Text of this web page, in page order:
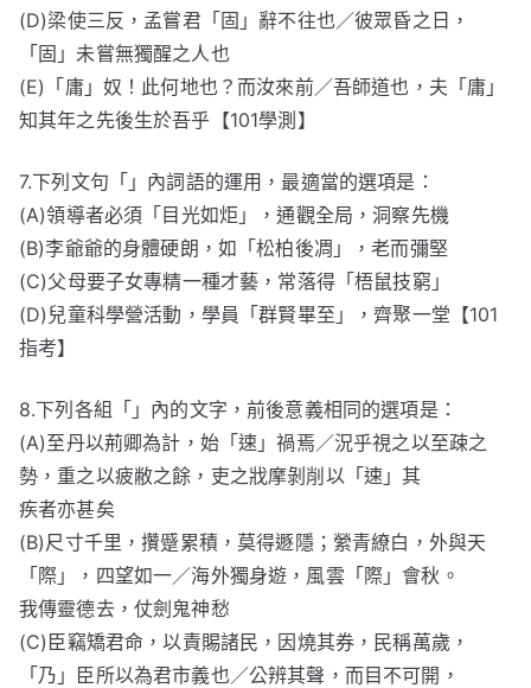
(D)梁使三反，孟嘗君「固」辭不往也／彼眾昏之日，
「固」未嘗無獨醒之人也
(E)「庸」奴！此何地也？而汝來前／吾師道也，夫「庸」
知其年之先後生於吾乎【101學測】
7.下列文句「」內詞語的運用，最適當的選項是：
(A)領導者必須「目光如炬」，通觀全局，洞察先機
(B)李爺爺的身體硬朗，如「松柏後凋」，老而彌堅
(C)父母要子女專精一種才藝，常落得「梧鼠技窮」
(D)兒童科學營活動，學員「群賢畢至」，齊聚一堂【101
指考】
8.下列各組「」內的文字，前後意義相同的選項是：
(A)至丹以荊卿為計，始「速」禍焉／況乎視之以至疎之
勢，重之以疲敝之餘，吏之戕摩剝削以「速」其
疾者亦甚矣
(B)尺寸千里，攢蹙累積，莫得遯隱；縈青繚白，外與天
「際」，四望如一／海外獨身遊，風雲「際」會秋。
我傳靈德去，仗劍鬼神愁
(C)臣竊矯君命，以責賜諸民，因燒其券，民稱萬歲，
「乃」臣所以為君市義也／公辨其聲，而目不可開，